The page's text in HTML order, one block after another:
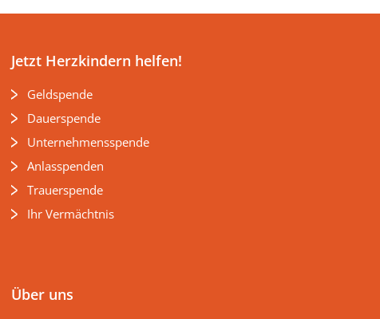
Jetzt Herzkindern helfen!
Geldspende
Dauerspende
Unternehmensspende
Anlasspenden
Trauerspende
Ihr Vermächtnis
Über uns